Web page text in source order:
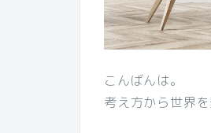
こんばんは。
考え方から世界